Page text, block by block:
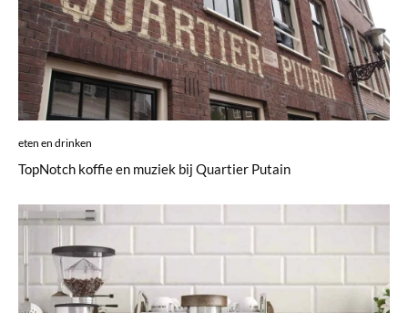
eten en drinken
TopNotch koffie en muziek bij Quartier Putain